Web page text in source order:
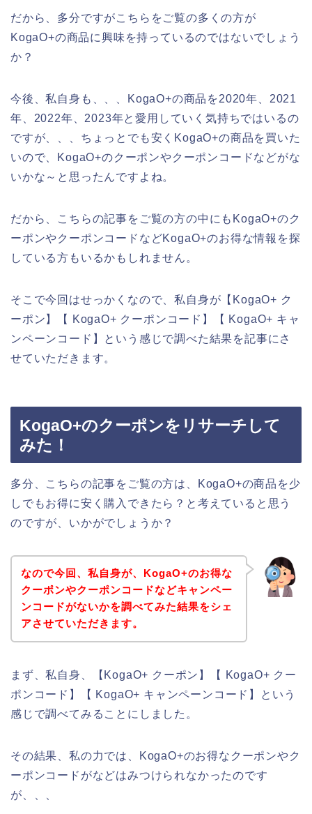
だから、多分ですがこちらをご覧の多くの方が
KogaO+の商品に興味を持っているのではないでしょう
か？
今後、私自身も、、、KogaO+の商品を2020年、2021
年、2022年、2023年と愛用していく気持ちではいるの
ですが、、、ちょっとでも安くKogaO+の商品を買いた
いので、KogaO+のクーポンやクーポンコードなどがな
いかな～と思ったんですよね。
だから、こちらの記事をご覧の方の中にもKogaO+のク
ーポンやクーポンコードなどKogaO+のお得な情報を探
している方もいるかもしれません。
そこで今回はせっかくなので、私自身が【KogaO+ ク
ーポン】【 KogaO+ クーポンコード】【 KogaO+ キャ
ンペーンコード】という感じで調べた結果を記事にさ
せていただきます。
KogaO+のクーポンをリサーチして
みた！
多分、こちらの記事をご覧の方は、KogaO+の商品を少
しでもお得に安く購入できたら？と考えていると思う
のですが、いかがでしょうか？
なので今回、私自身が、KogaO+のお得な
クーポンやクーポンコードなどキャンペー
ンコードがないかを調べてみた結果をシェ
アさせていただきます。
まず、私自身、【KogaO+ クーポン】【 KogaO+ クー
ポンコード】【 KogaO+ キャンペーンコード】という
感じで調べてみることにしました。
その結果、私の力では、KogaO+のお得なクーポンやク
ーポンコードがなどはみつけられなかったのです
が、、、